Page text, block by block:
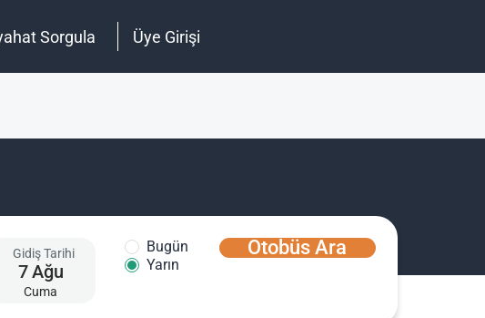
Sorgula Üye Girişi
Gidiş Tarihi
7Ağu
Cuma
Bugün
Yarın
Otobüs Ara